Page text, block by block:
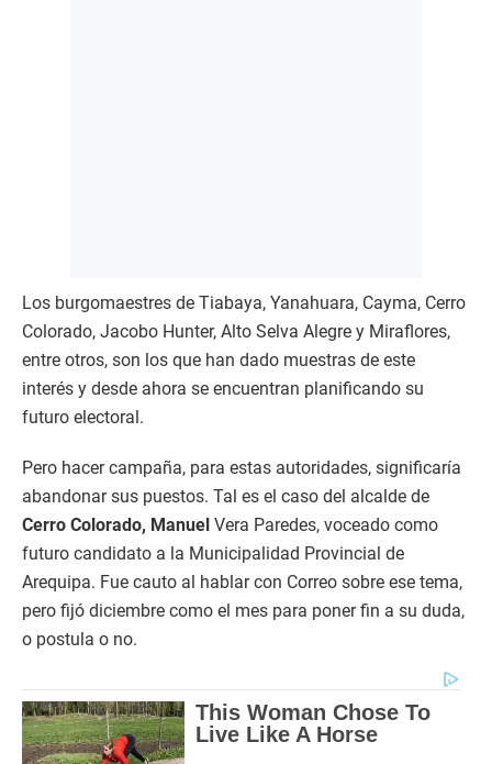
Los burgomaestres de Tiabaya, Yanahuara, Cayma, Cerro
Colorado, Jacobo Hunter, Alto Selva Alegre y Miraflores,
entre otros, son los que han dado muestras de este
interés y desde ahora se encuentran planificando su
futuro electoral.
Pero hacer campaña, para estas autoridades, significaría
abandonar sus puestos. Tal es el caso del alcalde de
Cerro Colorado, Manuel Vera Paredes, voceado como
futuro candidato a la Municipalidad Provincial de
Arequipa. Fue cauto al hablar con Correo sobre ese tema,
pero fijó diciembre como el mes para poner fin a su duda,
o postula o no.